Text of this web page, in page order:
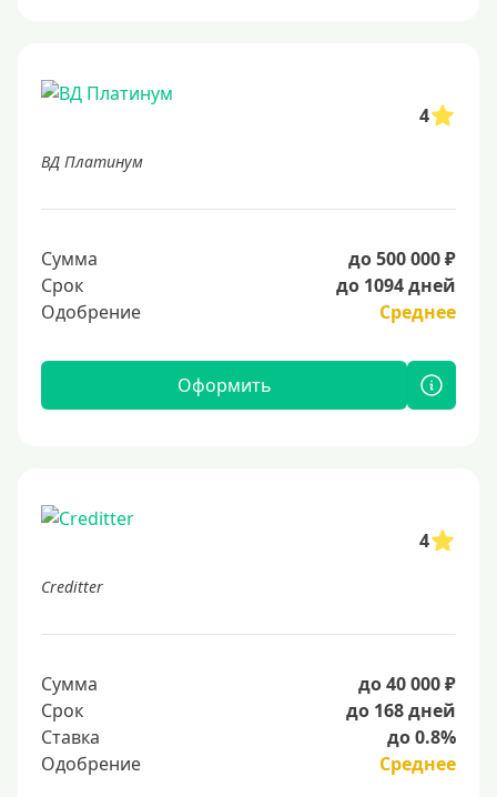
4
ВД Платинум
Сумма
до 500 000 ₽
Срок
до 1094 дней
Одобрение
Среднее
Оформить
4
Creditter
Сумма
до 40 000 ₽
Срок
до 168 дней
Ставка
до 0.8%
Одобрение
Среднее